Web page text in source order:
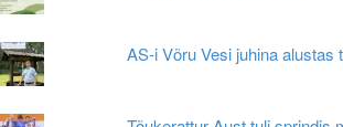
AS-i Võru Vesi juhina alustas